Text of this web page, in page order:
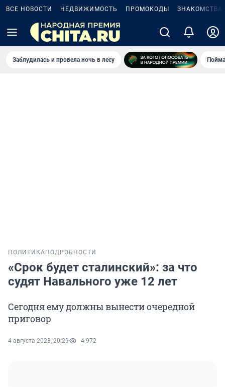
ВСЕ НОВОСТИ НЕДВИЖИМОСТЬ ПРОМОКОДЫ ЗНАКОМСТВА
Заблудилась и провела ночь в лесу
ПОЛИТИКА ПОДРОБНОСТИ
«Срок будет сталинский»: за что
судят Навального уже 12 лет
Сегодня ему должны вынести очередной
приговор
4 августа 2023, 20:29 4 972